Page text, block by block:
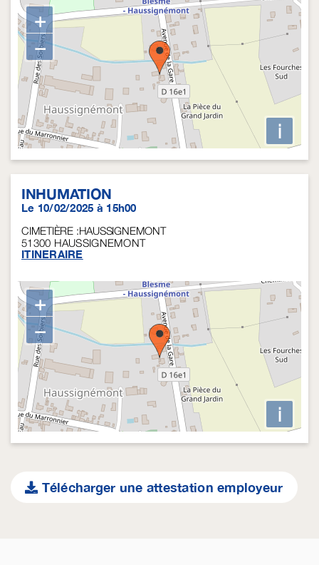
+
−
i
INHUMATION
Le 10/02/2025 à 15h00
CIMETIÈRE :HAUSSIGNEMONT
51300 HAUSSIGNEMONT
ITINERAIRE
+
−
i
Télécharger une attestation employeur